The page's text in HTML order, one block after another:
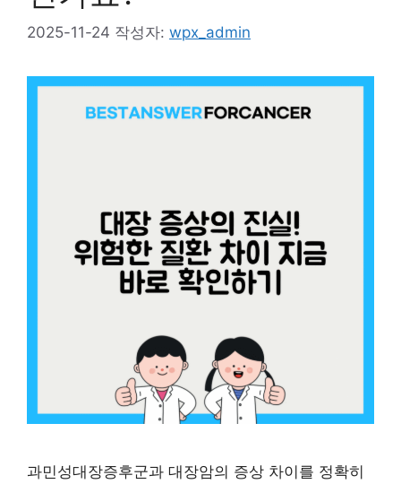
2025-11-24 작성자: wpx_admin
과민성대장증후군과 대장암의 증상 차이를 정확히